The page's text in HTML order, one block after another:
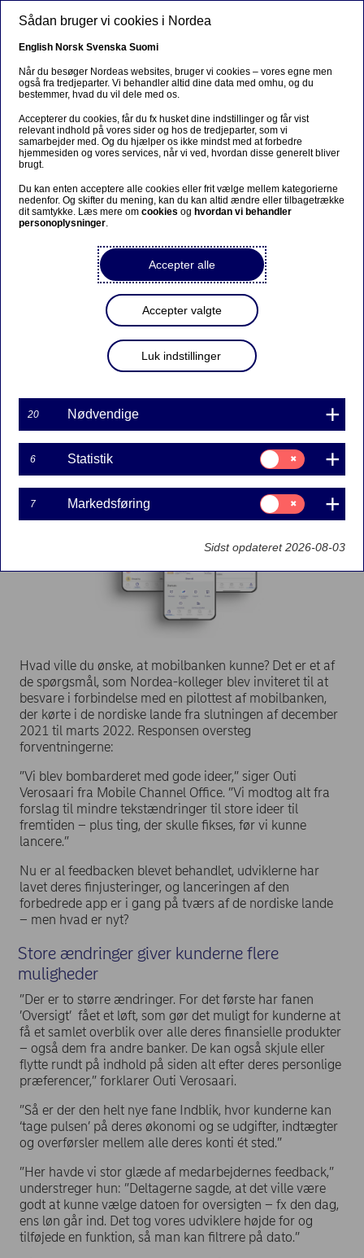
Gå til hovedindhold
Digitale bankløsninger
Mobilebanken har fået en
større opdatering – interne
brugere har drevet udviklingen
Den seneste opdatering af mobilbanken, som
kunderne snart vil opleve, er denne gang
udelukkende baseret på feedback fra Nordeas
medarbejdere. ”Vi blev bombarderet med gode
ideer,” siger Outi Verosaari fra Mobile Channel
Office. Transformationen fra basal mobilbank til at
være et vigtigt værktøj for kunderne til at få
nordiske lande.
Hvad ville du ønske, at mobilbanken kunne? Det er et af
de spørgsmål, som Nordea-kolleger blev inviteret til at
besvare i forbindelse med en pilottest af mobilbanken,
der kørte i de nordiske lande fra slutningen af december
2021 til marts 2022. Responsen oversteg
forventningerne:
”Vi blev bombarderet med gode ideer,” siger Outi
Verosaari fra Mobile Channel Office. ”Vi modtog alt fra
forslag til mindre tekstændringer til store ideer til
fremtiden – plus ting, der skulle fikses, før vi kunne
lancere.”
Nu er al feedbacken blevet behandlet, udviklerne har
lavet deres finjusteringer, og lanceringen af den
forbedrede app er i gang på tværs af de nordiske lande
– men hvad er nyt?
Store ændringer giver kunderne flere
muligheder
”Der er to større ændringer. For det første har fanen
’Oversigt’ fået et løft, som gør det muligt for kunderne at
få et samlet overblik over alle deres finansielle produkter
– også dem fra andre banker. De kan også skjule eller
flytte rundt på indhold på siden alt efter deres personlige
præferencer,” forklarer Outi Verosaari.
”Så er der den helt nye fane Indblik, hvor kunderne kan
‘tage pulsen’ på deres økonomi og se udgifter, indtægter
og overførsler mellem alle deres konti ét sted.”
”Her havde vi stor glæde af medarbejdernes feedback,”
understreger hun: ”Deltagerne sagde, at det ville være
godt at kunne vælge datoen for oversigten – fx den dag,
ens løn går ind. Det tog vores udviklere højde for og
tilføjede en funktion, så man kan filtrere på dato.”
Sådan bruger vi cookies i Nordea
English Norsk Svenska Suomi
Når du besøger Nordeas websites, bruger vi cookies – vores egne men
også fra tredjeparter. Vi behandler altid dine data med omhu, og du
bestemmer, hvad du vil dele med os.
Accepterer du cookies, får du fx husket dine indstillinger og får vist
relevant indhold på vores sider og hos de tredjeparter, som vi
samarbejder med. Og du hjælper os ikke mindst med at forbedre
hjemmesiden og vores services, når vi ved, hvordan disse generelt bliver
brugt.
Du kan enten acceptere alle cookies eller frit vælge mellem kategorierne
nedenfor. Og skifter du mening, kan du kan altid ændre eller tilbagetrække
dit samtykke. Læs mere omcookies og hvordan vi behandler
personoplysninger.
Accepter alle
Accepter valgte
Luk indstillinger
20 Nødvendige
6 Statistik
Samtykke
til:
Statistik
7 Markedsføring
Samtykke
til:
Markedsføring
Sidst opdateret 2026-08-03